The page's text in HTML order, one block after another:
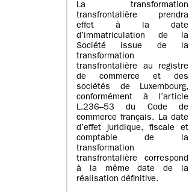
La transformation
transfrontalière prendra
effet à la date
d’immatriculation de la
Société issue de la
transformation
transfrontalière au registre
de commerce et des
sociétés de Luxembourg,
conformément à l’article
L.236–53 du Code de
commerce français. La date
d’effet juridique, fiscale et
comptable de la
transformation
transfrontalière correspond
à la même date de la
réalisation définitive.